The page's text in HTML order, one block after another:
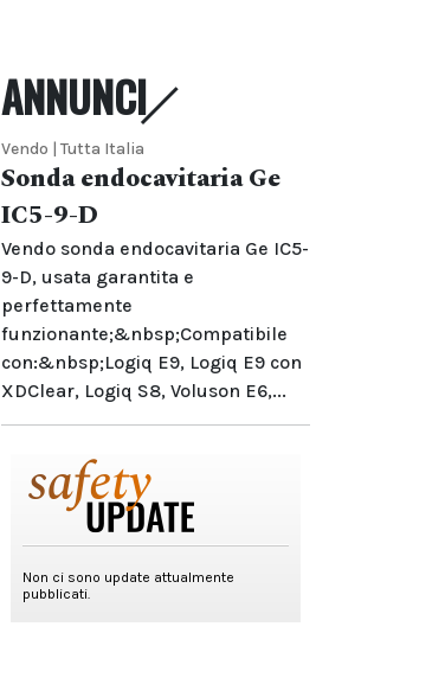
ANNUNCI
Vendo | Tutta Italia
Sonda endocavitaria Ge
IC5-9-D
Vendo sonda endocavitaria Ge IC5-
9-D, usata garantita e
perfettamente
funzionante;&nbsp;Compatibile
con:&nbsp;Logiq E9, Logiq E9 con
XDClear, Logiq S8, Voluson E6,...